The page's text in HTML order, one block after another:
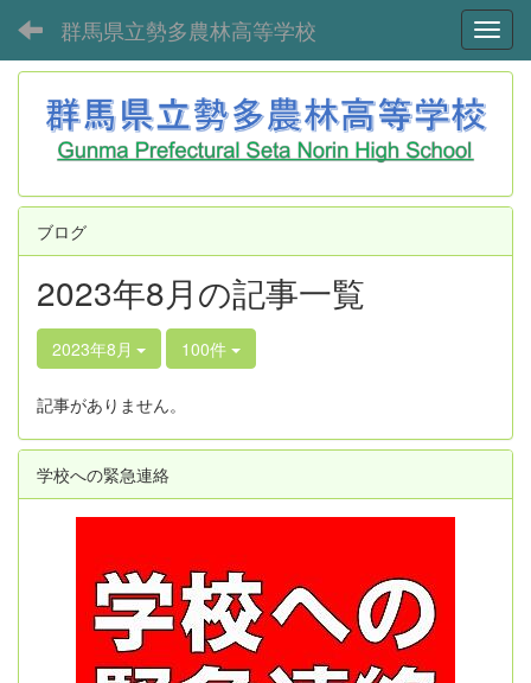
群馬県立勢多農林高等学校
ブログ
2023年8月の記事一覧
2023年8月 100件
記事がありません。
学校への緊急連絡